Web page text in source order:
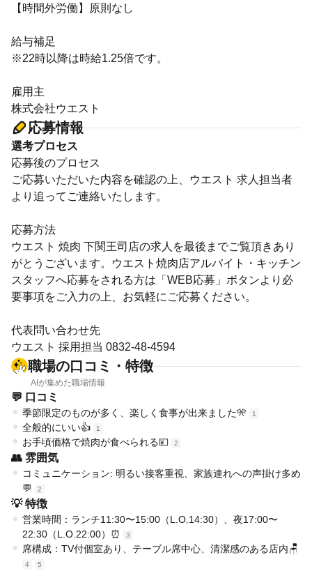
【時間外労働】原則なし
給与補足
※22時以降は時給1.25倍です。
雇用主
株式会社ウエスト
応募情報
選考プロセス
応募後のプロセス
ご応募いただいた内容を確認の上、ウエスト 求人担当者
より追ってご連絡いたします。
応募方法
ウエスト 焼肉 下関王司店の求人を最後までご覧頂きあり
がとうございます。ウエスト焼肉店アルバイト・キッチン
スタッフへ応募をされる方は「WEB応募」ボタンより必
要事項をご入力の上、お気軽にご応募ください。
代表問い合わせ先
ウエスト 採用担当 0832-48-4594
職場の口コミ・特徴
AIが集めた職場情報
💬 口コミ
季節限定のものが多く、楽しく食事が出来ました🎌 1
全般的にいい👍 1
お手頃価格で焼肉が食べられる💴 2
👥 雰囲気
コミュニケーション: 明るい接客重視、家族連れへの声掛け多め
💬
2
💡 特徴
営業時間：ランチ11:30〜15:00（L.O.14:30）、夜17:00〜
22:30（L.O.22:00）⏰
3
席構成：TV付個室あり、テーブル席中心、清潔感のある店内🪑
4 5